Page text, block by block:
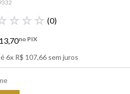
☆ ☆ ☆ (0)
,70no PIX
6x R$ 107,66 sem juros